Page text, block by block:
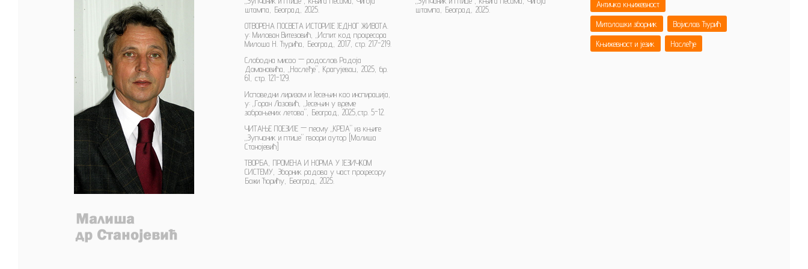
штампа, Београд, 2025.
ОТВОРЕНА ПОСВЕТА ИСТОРИЈЕ ЈЕДНОГ ЖИВОТА.
у: Милован Витезовић, „Испит код професора
Милоша Н. Ђурића, Београд, 2017, стр. 217-219.
Слободна мисао — родослов Радоја
Домановића, „Наслеђе”, Крагујевац, 2025, бр.
61, стр. 121-129.
Исповедни лиризам и Јесењин као инспирација,
у: „Горан Лазовић, „Јесењин у време
забрањених летова”, Београд, 2025,стр. 5-12.
ЧИТАЊЕ ПОЕЗИЈЕ — песму „КРЕЈА” из књиге
„Зупчаник и птице” гвоори аутор [Малиша
Станојевић]
ТВОРБА, ПРОМЕНА И НОРМА У ЈЕЗИЧКОМ
СИСТЕМУ, Зборник радова у част професору
Божи Ћорићу, Београд, 2025.
штампа, Београд, 2025.
Античка књижевност
Митолошки зборник
Војислав Ђурић
Књижевност и језик
Наслеђе